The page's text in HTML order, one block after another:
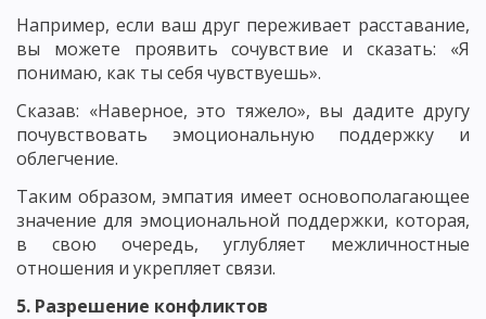
Например, если ваш друг переживает расставание,
вы можете проявить сочувствие и сказать: «Я
понимаю, как ты себя чувствуешь».
Сказав: «Наверное, это тяжело», вы дадите другу
почувствовать эмоциональную поддержку и
облегчение.
Таким образом, эмпатия имеет основополагающее
значение для эмоциональной поддержки, которая,
в свою очередь, углубляет межличностные
отношения и укрепляет связи.
5. Разрешение конфликтов